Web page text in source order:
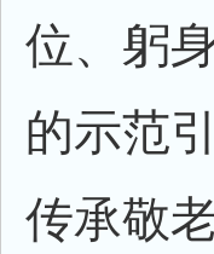
位、躬
的示范
传承敬